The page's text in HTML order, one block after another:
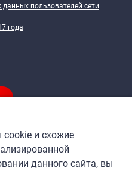
пользователей сети
года
и схожие
данного сайта, вы